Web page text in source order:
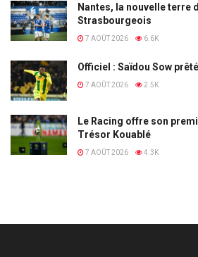
Nantes, la nouvelle terre
Strasbourgeois
7 AOÛT 2026 6.6K
Officiel : Saïdou Sow
7 AOÛT 2026 2.5K
Le Racing offre son
Trésor Kouablé
7 AOÛT 2026 4.3K